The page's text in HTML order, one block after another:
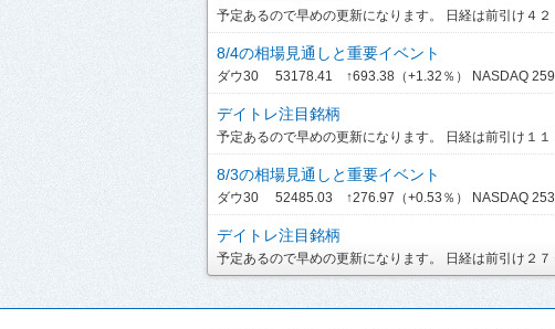
予定あるので早めの更新になります。 日経は前引け４
8/4の相場見通しと重要イベント
ダウ30 53178.41 ↑693.38（+1.32％） NASDAQ
デイトレ注目銘柄
予定あるので早めの更新になります。 日経は前引け１
8/3の相場見通しと重要イベント
ダウ30 52485.03 ↑276.97（+0.53％） NASDAQ
デイトレ注目銘柄
予定あるので早めの更新になります。 日経は前引け２